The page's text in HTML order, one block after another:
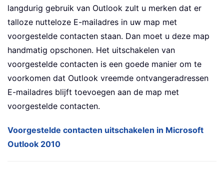
langdurig gebruik van Outlook zult u merken dat er
talloze nutteloze E-mailadres in uw map met
voorgestelde contacten staan. Dan moet u deze map
handmatig opschonen. Het uitschakelen van
voorgestelde contacten is een goede manier om te
voorkomen dat Outlook vreemde ontvangeradressen
E-mailadres blijft toevoegen aan de map met
voorgestelde contacten.
Voorgestelde contacten uitschakelen in Microsoft
Outlook 2010